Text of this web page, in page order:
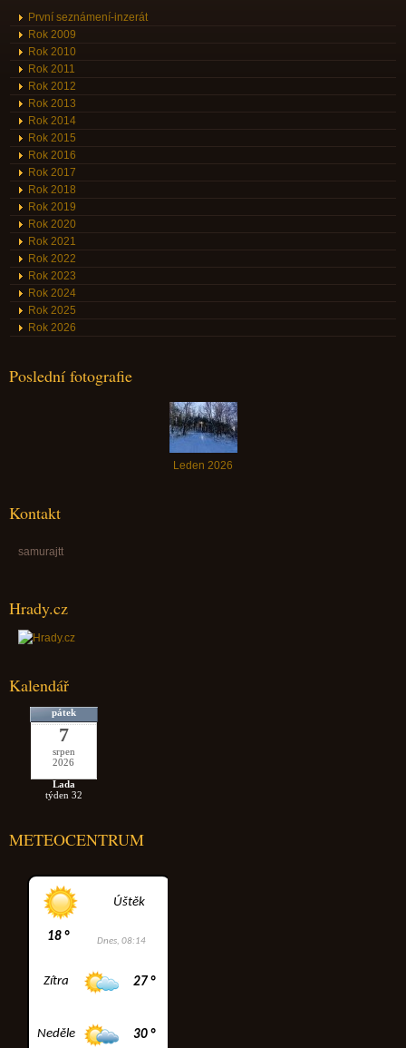
První seznámení-inzerát
Rok 2009
Rok 2010
Rok 2011
Rok 2012
Rok 2013
Rok 2014
Rok 2015
Rok 2016
Rok 2017
Rok 2018
Rok 2019
Rok 2020
Rok 2021
Rok 2022
Rok 2023
Rok 2024
Rok 2025
Rok 2026
Poslední fotografie
Leden 2026
Kontakt
samurajtt
Hrady.cz
Kalendář
pátek
7
srpen
2026
Lada
týden 32
METEOCENTRUM